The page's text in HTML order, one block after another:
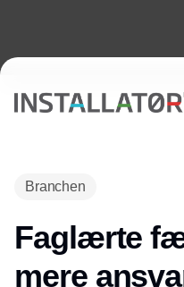
Branchen
Faglærte
mere